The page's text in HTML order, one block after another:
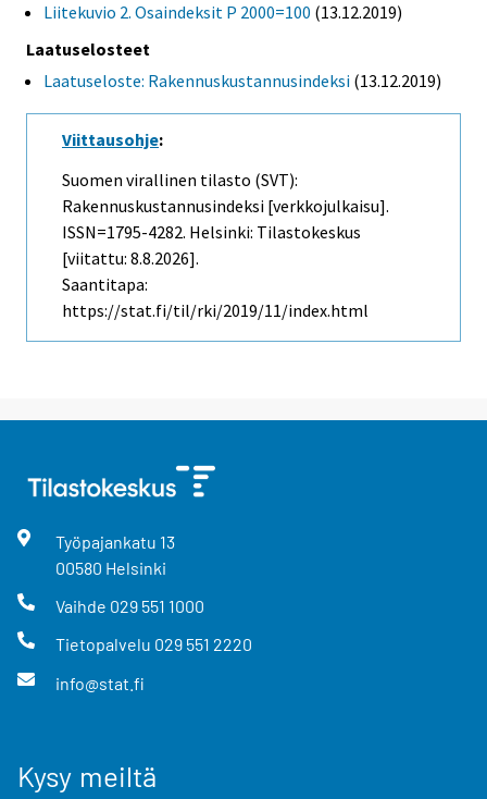
Liitekuvio 2. Osaindeksit P 2000=100 (13.12.2019)
Laatuselosteet
Laatuseloste: Rakennuskustannusindeksi (13.12.2019)
Viittausohje:
Suomen virallinen tilasto (SVT):
Rakennuskustannusindeksi [verkkojulkaisu].
ISSN=1795-4282. Helsinki: Tilastokeskus
[viitattu: 8.8.2026].
Saantitapa:
https://stat.fi/til/rki/2019/11/index.html
Työpajankatu 13
00580 Helsinki
Vaihde 029 551 1000
Tietopalvelu 029 551 2220
info@stat.fi
Kysy meiltä